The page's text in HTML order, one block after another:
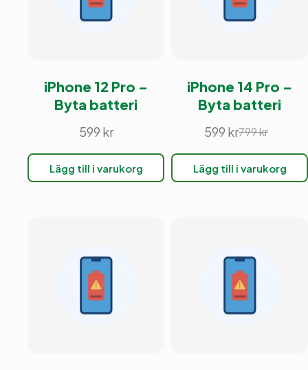
iPhone 12 Pro –
Byta batteri
599 kr
Lägg till i varukorg
iPhone 14 Pro –
Byta batteri
799kr
Det
priset
var:
599 krDet
nuvarande
priset
är:
Lägg till i varukorg